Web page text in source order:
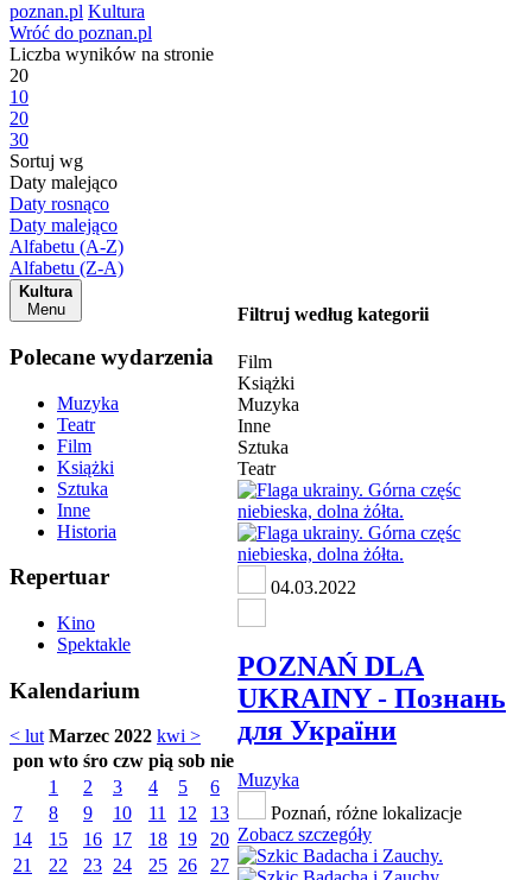
poznan.pl Kultura
Wróć do poznan.pl
Liczba wyników na stronie
20
10
20
30
Sortuj wg
Daty malejąco
Daty rosnąco
Daty malejąco
Alfabetu (A-Z)
Alfabetu (Z-A)
Kultura
Menu
Polecane wydarzenia
Muzyka
Teatr
Film
Książki
Sztuka
Inne
Historia
Repertuar
Kino
Spektakle
Kalendarium
< lut Marzec 2022 kwi >
pon wto śro czw pią sob nie
1
2 3 4 5
6
7
8 9 10 11 12
13
14
15 16 17 18 19
20
21
22 23 24 25 26
27
Filtruj według kategorii
Film
Książki
Muzyka
Inne
Sztuka
Teatr
04.03.2022
POZNAŃ DLA
UKRAINY - Познань
для України
Muzyka
Poznań, różne lokalizacje
Zobacz szczegóły